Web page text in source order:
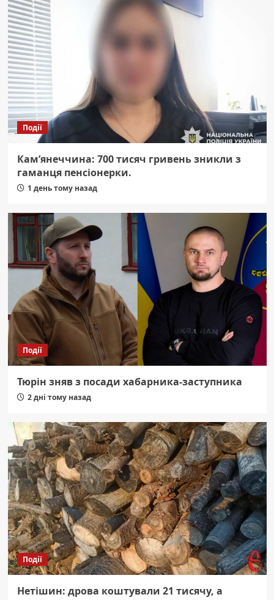
Події
Кам’янеччина: 700 тисяч гривень зникли з
гаманця пенсіонерки.
1 день тому назад
Події
Тюрін зняв з посади хабарника-заступника
2 дні тому назад
Події
Нетішин: дрова коштували 21 тисячу, а